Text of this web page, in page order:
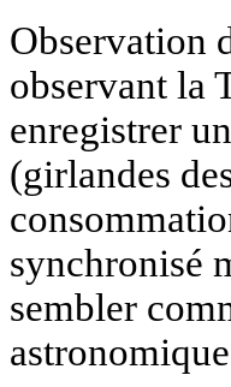
Observation
observant la
enregistrer
(girlandes
synchronisé
sembler